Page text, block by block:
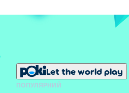
Let the world play
ПОПУЛЯРНИЙ